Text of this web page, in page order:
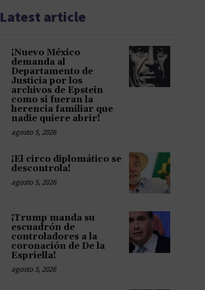
Latest article
¡Nuevo México
demanda al
Departamento de
Justicia por los
archivos de Epstein
como si fueran la
herencia familiar que
nadie quiere abrir!
agosto 5, 2026
¡El circo diplomático se
descontrola!
agosto 5, 2026
¡Trump manda su
escuadrón de
controladores a la
coronación de De la
Espriella!
agosto 5, 2026